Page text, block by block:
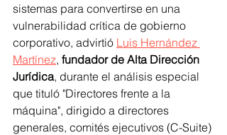
sistemas para convertirse en una
vulnerabilidad crítica de gobierno
corporativo, advirtió Luis Hernández
Martínez, fundador de Alta Dirección
Jurídica, durante el análisis especial
que tituló "Directores frente a la
máquina", dirigido a directores
generales, comités ejecutivos (C-Suite)